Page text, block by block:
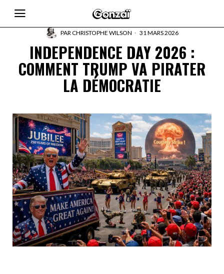
PARCHRISTOPHE WILSON 31 MARS 2026
INDEPENDENCE DAY 2026 :
COMMENT TRUMP VA PIRATER
LA DÉMOCRATIE